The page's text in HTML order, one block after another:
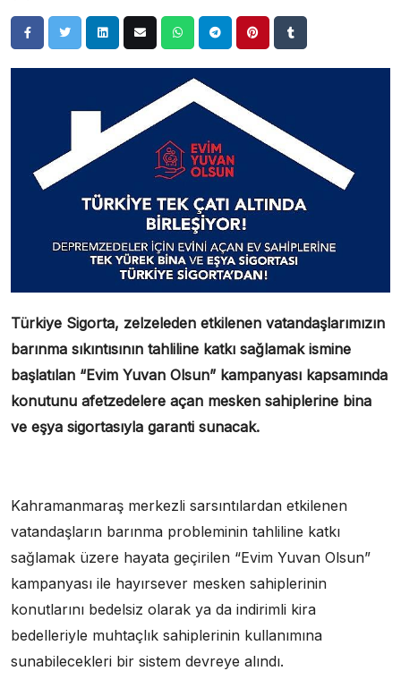
Türkiye Sigorta, zelzeleden etkilenen vatandaşlarımızın
barınma sıkıntısının tahliline katkı sağlamak ismine
başlatılan “Evim Yuvan Olsun” kampanyası kapsamında
konutunu afetzedelere açan mesken sahiplerine bina
ve eşya sigortasıyla garanti sunacak.
Kahramanmaraş merkezli sarsıntılardan etkilenen
vatandaşların barınma probleminin tahliline katkı
sağlamak üzere hayata geçirilen “Evim Yuvan Olsun”
kampanyası ile hayırsever mesken sahiplerinin
konutlarını bedelsiz olarak ya da indirimli kira
bedelleriyle muhtaçlık sahiplerinin kullanımına
sunabilecekleri bir sistem devreye alındı.